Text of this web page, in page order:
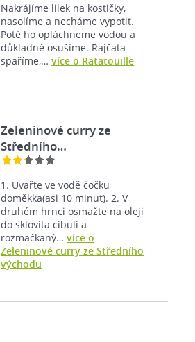
Nakrájíme lilek na kostičky,
nasolíme a necháme vypotit.
Poté ho opláchneme vodou a
důkladně osušíme. Rajčata
spaříme,…více o Ratatouille
Zeleninové curry ze
Středního…
1. Uvařte ve vodě čočku
doměkka(asi 10 minut). 2. V
druhém hrnci osmažte na oleji
do sklovita cibuli a
rozmačkaný…více o
Zeleninové curry ze Středního
východu